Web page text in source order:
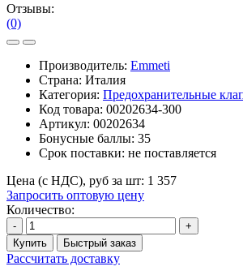
Отзывы:
(0)
Производитель: Emmeti
Страна: Италия
Категория: Предохранительные
Код товара: 00202634-300
Артикул: 00202634
Бонусные баллы: 35
Срок поставки: не поставляется
Цена (с НДС), руб за шт: 1 357
Запросить оптовую цену
Количество:
-
+
Купить
Быстрый заказ
Рассчитать доставку